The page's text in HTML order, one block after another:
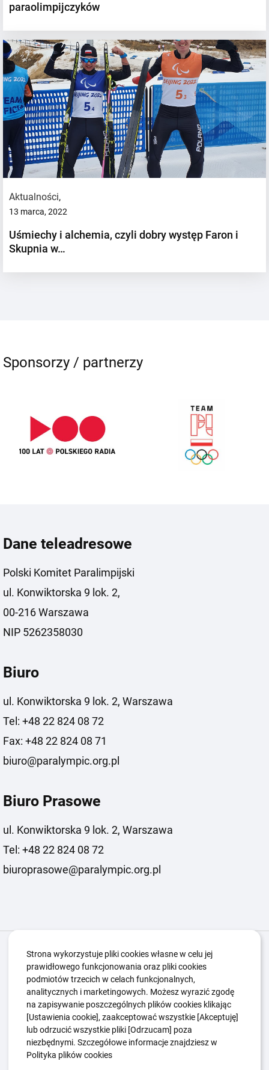
paraolimpijczyków
Aktualności,
13 marca, 2022
Uśmiechy i alchemia, czyli dobry występ Faron i
Skupnia w…
Sponsorzy / partnerzy
Dane teleadresowe
Polski Komitet Paralimpijski
ul. Konwiktorska 9 lok. 2,
00-216 Warszawa
NIP 5262358030
Biuro
ul. Konwiktorska 9 lok. 2, Warszawa
Tel: +48 22 824 08 72
Fax: +48 22 824 08 71
biuro@paralympic.org.pl
Biuro Prasowe
ul. Konwiktorska 9 lok. 2, Warszawa
Tel: +48 22 824 08 72
biuroprasowe@paralympic.org.pl
Igrzyska Paralimpijskie O nas
Kwalifikacje ZSK
Kluby Aktualności
Edukacja
Guttmanny Kontakt
Polityka Ochrony Dzieci
Sygnaliści
Polityka plików cookie
Strona wykorzystuje pliki cookies własne w celu jej
prawidłowego funkcjonowania oraz pliki cookies
podmiotów trzecich w celach funkcjonalnych,
analitycznych i marketingowych. Możesz wyrazić zgodę
na zapisywanie poszczególnych plików cookies klikając
[Ustawienia cookie], zaakceptować wszystkie [Akceptuję]
lub odrzucić wszystkie pliki [Odrzucam] poza
niezbędnymi. Szczegółowe informacje znajdziesz w
Polityka plików cookies